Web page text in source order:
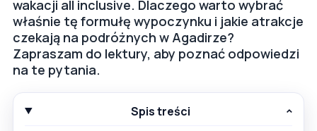
wakacji all inclusive. Dlaczego warto wybrać
właśnie tę formułę wypoczynku i jakie atrakcje
czekają na podróżnych w Agadirze?
Zapraszam do lektury, aby poznać odpowiedzi
na te pytania.
Spis treści